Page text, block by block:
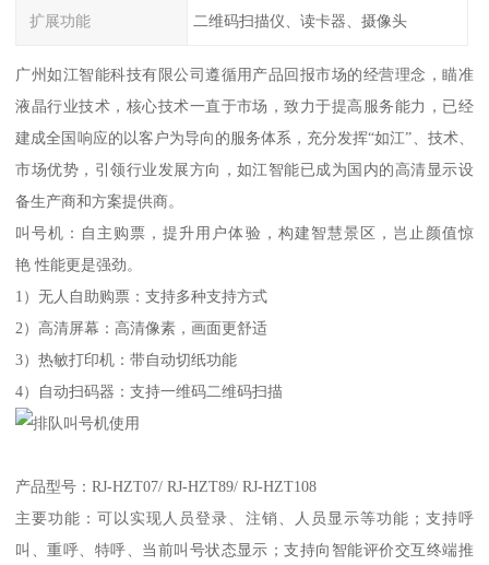
扩展功能 二维码扫描仪、读卡器、摄像头
广州如江智能科技有限公司遵循用产品回报市场的经营理念，瞄准
液晶行业技术，核心技术一直于市场，致力于提高服务能力，已经
建成全国响应的以客户为导向的服务体系，充分发挥“如江”、技术、
市场优势，引领行业发展方向，如江智能已成为国内的高清显示设
备生产商和方案提供商。
叫号机：自主购票，提升用户体验，构建智慧景区，岂止颜值惊
艳 性能更是强劲。
1）无人自助购票：支持多种支持方式
2）高清屏幕：高清像素，画面更舒适
3）热敏打印机：带自动切纸功能
4）自动扫码器：支持一维码二维码扫描
产品型号：RJ-HZT07/ RJ-HZT89/ RJ-HZT108
主要功能：可以实现人员登录、注销、人员显示等功能；支持呼
叫、重呼、特呼、当前叫号状态显示；支持向智能评价交互终端推